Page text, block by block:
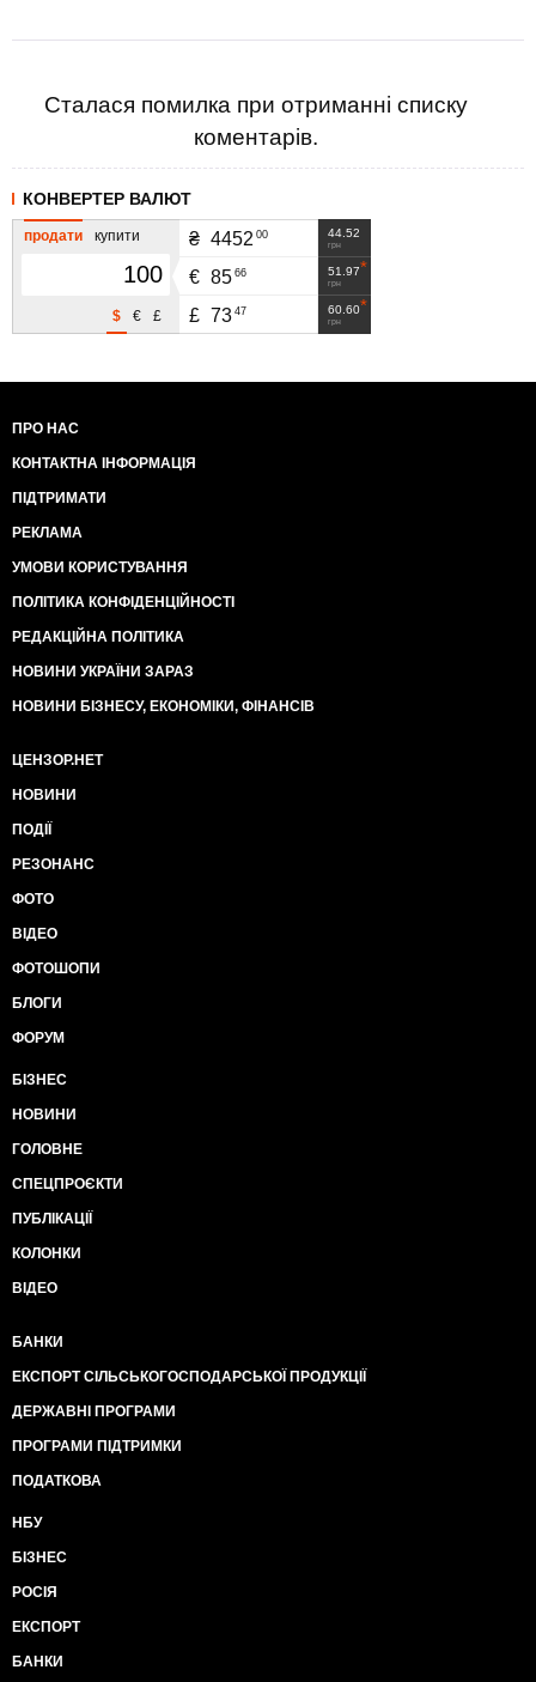
Сталася помилка при отриманні списку
коментарів.
КОНВЕРТЕР ВАЛЮТ
продати купити
£
€
$
44.52
грн
₴ 4452 00
51.97
грн
€ 85 66
60.60
грн
£ 73 47
ПРО НАС
КОНТАКТНА ІНФОРМАЦІЯ
ПІДТРИМАТИ
РЕКЛАМА
УМОВИ КОРИСТУВАННЯ
ПОЛІТИКА КОНФІДЕНЦІЙНОСТІ
РЕДАКЦІЙНА ПОЛІТИКА
НОВИНИ УКРАЇНИ ЗАРАЗ
НОВИНИ БІЗНЕСУ, ЕКОНОМІКИ, ФІНАНСІВ
ЦЕНЗОР.НЕТ
НОВИНИ
ПОДІЇ
РЕЗОНАНС
ФОТО
ВІДЕО
ФОТОШОПИ
БЛОГИ
ФОРУМ
БІЗНЕС
НОВИНИ
ГОЛОВНЕ
СПЕЦПРОЄКТИ
ПУБЛІКАЦІЇ
КОЛОНКИ
ВІДЕО
БАНКИ
ЕКСПОРТ СІЛЬСЬКОГОСПОДАРСЬКОЇ ПРОДУКЦІЇ
ДЕРЖАВНІ ПРОГРАМИ
ПРОГРАМИ ПІДТРИМКИ
ПОДАТКОВА
НБУ
БІЗНЕС
РОСІЯ
ЕКСПОРТ
БАНКИ